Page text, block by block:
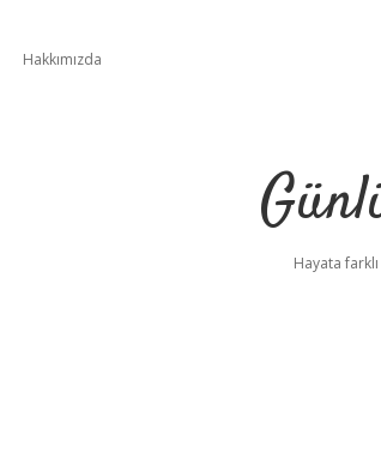
Hakkımızda
Hayata